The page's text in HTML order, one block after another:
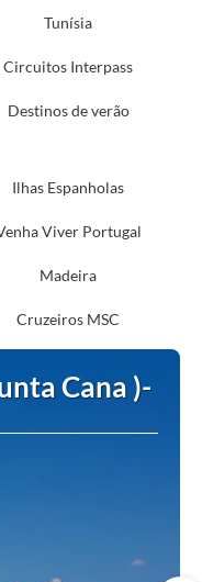
Tunísia
Circuitos Interpass
Destinos de verão
Ilhas Espanholas
Viver Portugal
Madeira
Cruzeiros MSC
Cana )-